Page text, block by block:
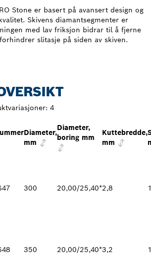
Stone er basert på avansert design og
Skivens diamantsegmenter er
med lav friksjon bidrar til å fjerne
slitasje på siden av skiven.
4
Diameter,
mm
Diameter,
boring mm
Kuttebredde,
mm
300 20,00/25,40*2,8
350 20,00/25,40*3,2